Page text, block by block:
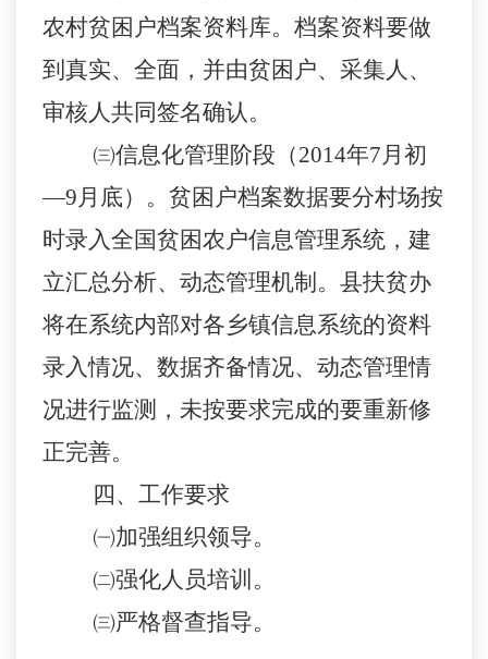
农村贫困户档案资料库。档案资料要做
到真实、全面，并由贫困户、采集人、
审核人共同签名确认。
㈢信息化管理阶段（2014年7月初
—9月底）。 贫困户档案数据要分村场按
时录入全国贫困农户信息管理系统，建
立汇总分析、动态管理机制。 县扶贫办
将在系统内部对各乡镇信息系统的资料
录入情况、数据齐备情况、动态管理情
况进行监测，未按要求完成的要重新修
正完善。
四、工作要求
㈠加强组织领导。
㈡强化人员培训。
㈢严格督查指导。